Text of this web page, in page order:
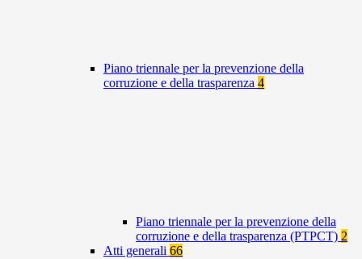
Piano triennale per la prevenzione della
corruzione e della trasparenza 4
Piano triennale per la prevenzione della
corruzione e della trasparenza (PTPCT) 2
Atti generali 66